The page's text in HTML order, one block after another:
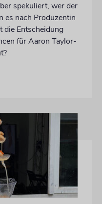
spekuliert, wer der
es nach Produzentin
die Entscheidung
für Aaron Taylor-